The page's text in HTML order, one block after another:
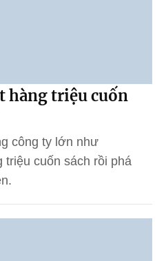
hàng triệu cuốn
công ty lớn như
triệu cuốn sách rồi phá